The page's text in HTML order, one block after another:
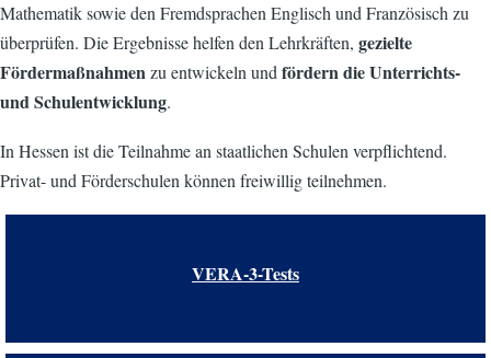
Mathematik sowie den Fremdsprachen Englisch und Französisch zu
überprüfen. Die Ergebnisse helfen den Lehrkräften, gezielte
Fördermaßnahmenzu entwickeln und fördern die Unterrichts-
und Schulentwicklung.
In Hessen ist die Teilnahme an staatlichen Schulen verpflichtend.
Privat- und Förderschulen können freiwillig teilnehmen.
VERA-3-Tests